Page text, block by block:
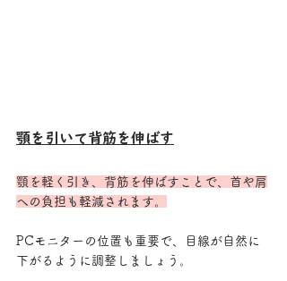
顎を引いて背筋を伸ばす
顎を軽く引き、背筋を伸ばすことで、首や肩
への負担も軽減されます。
PCモニターの位置も重要で、目線が自然に
下がるように調整しましょう。